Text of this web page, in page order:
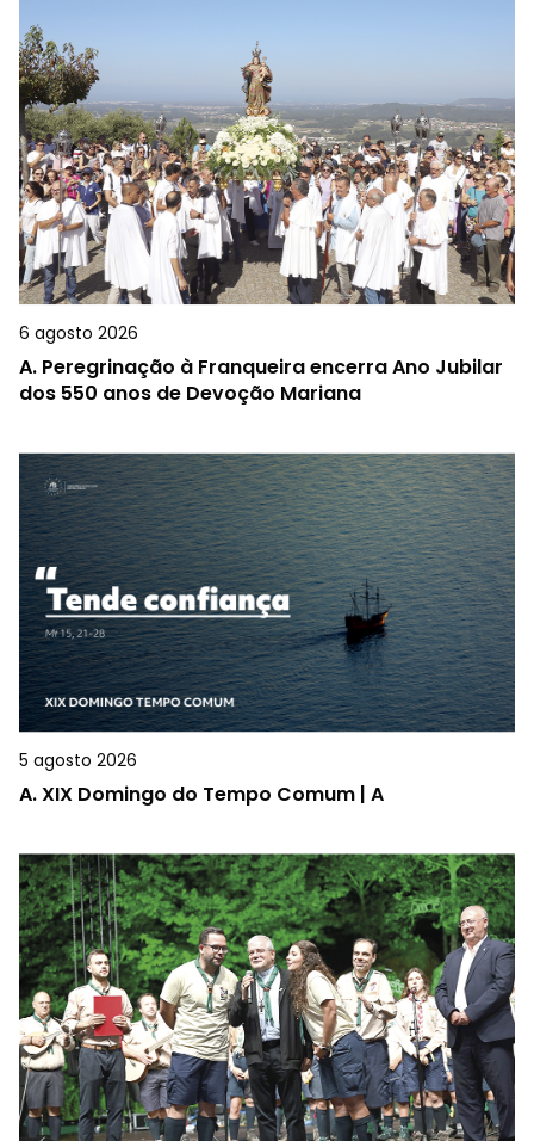
6 agosto 2026
A. Peregrinação à Franqueira encerra Ano Jubilar
dos 550 anos de Devoção Mariana
5 agosto 2026
A.XIX Domingo do Tempo Comum | A